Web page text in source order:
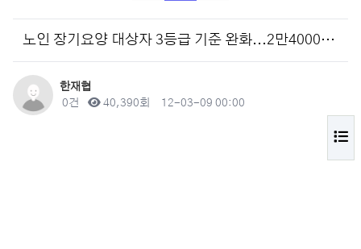
노인 장기요양 대상자 3등급 기준 완화...2만4000명 추가 서비스
작성자
한재협
댓글
0건 조회40,390회 작성일
12-03-09 00:00